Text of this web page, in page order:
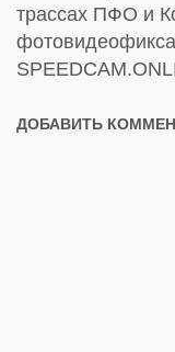
трассах ПФО и
ДОБАВИТЬ